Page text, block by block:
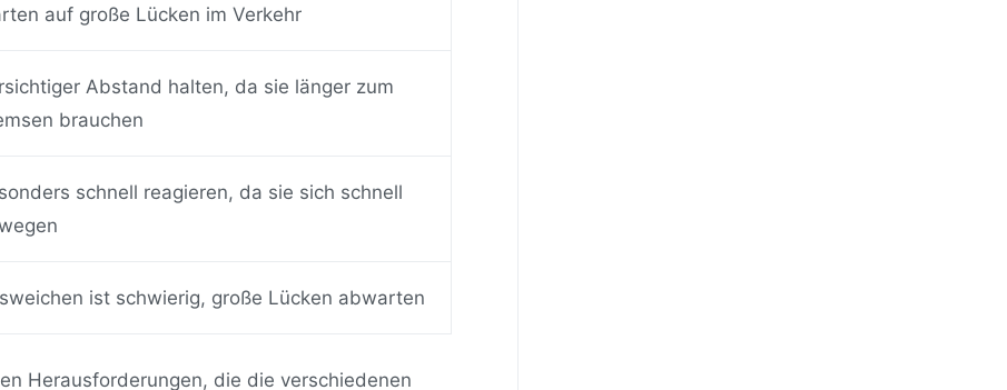
auf große Lücken im Verkehr
Abstand halten, da sie länger zum
brauchen
schnell reagieren, da sie sich schnell
ist schwierig, große Lücken abwarten
Herausforderungen, die die verschiedenen